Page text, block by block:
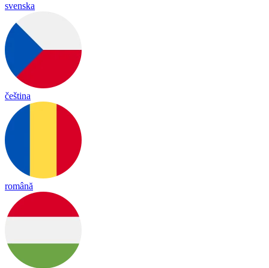
svenska
čeština
română